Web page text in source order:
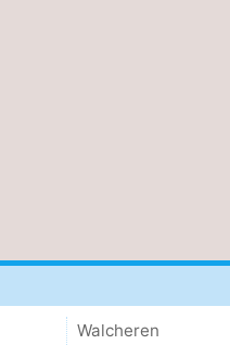
Walcheren